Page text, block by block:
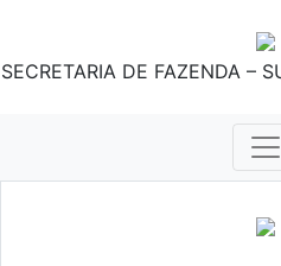
SECRETARIA DE FAZENDA –